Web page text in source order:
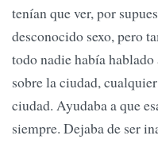
tenían que ver, por
desconocido sexo, pero
todo nadie había
sobre la ciudad,
ciudad. Ayudaba a que
siempre. Dejaba de ser